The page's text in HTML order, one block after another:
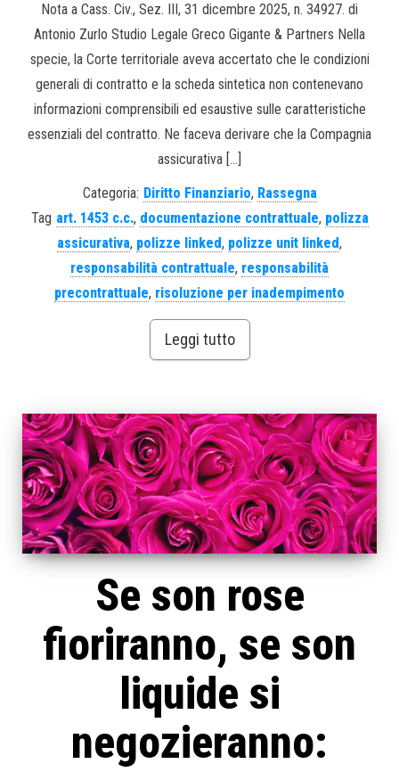
Nota a Cass. Civ., Sez. III, 31 dicembre 2025, n. 34927. di
Antonio Zurlo Studio Legale Greco Gigante & Partners Nella
specie, la Corte territoriale aveva accertato che le condizioni
generali di contratto e la scheda sintetica non contenevano
informazioni comprensibili ed esaustive sulle caratteristiche
essenziali del contratto. Ne faceva derivare che la Compagnia
assicurativa […]
Categoria: Diritto Finanziario, Rassegna
Tag art. 1453 c.c., documentazione contrattuale, polizza
assicurativa, polizze linked, polizze unit linked,
responsabilità contrattuale, responsabilità
precontrattuale, risoluzione per inadempimento
Leggi tutto
Se son rose
fioriranno, se son
liquide si
negozieranno: